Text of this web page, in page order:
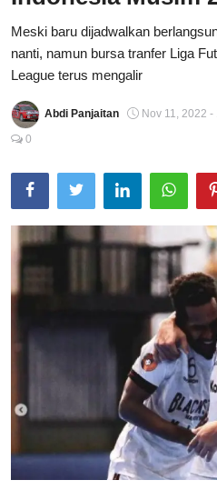
Total Sports
Contact
Pedoman Media Siber
Meski baru dijadwalkan
nanti, namun bursa tranfer Liga
League terus mengalir
Abdi Panjaitan Nov 11, 2022 -
0